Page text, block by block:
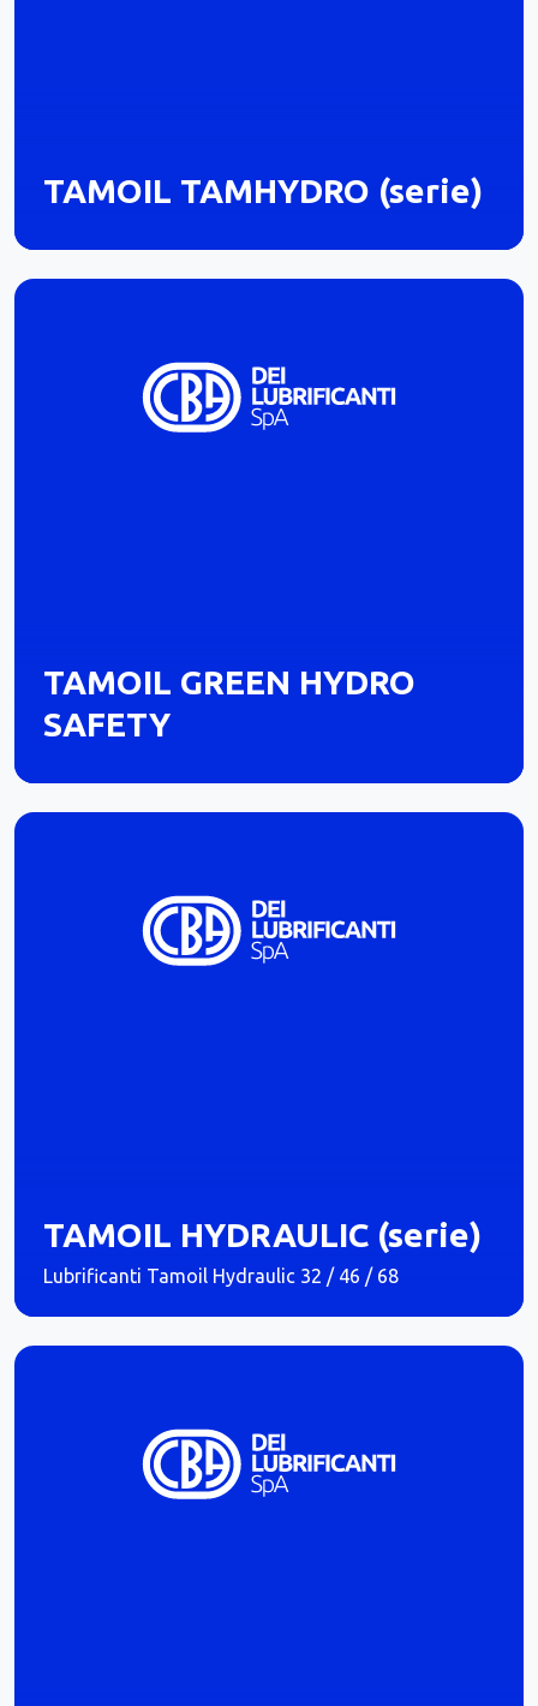
TAMOIL TAMHYDRO (serie)
TAMOIL GREEN HYDRO
SAFETY
TAMOIL HYDRAULIC (serie)
Lubrificanti Tamoil Hydraulic 32 / 46 / 68